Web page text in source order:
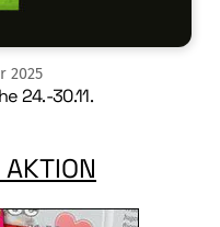
2025
24.-30.11.